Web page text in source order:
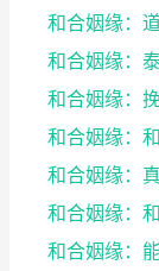
和合姻缘：
和合姻缘：
和合姻缘：
和合姻缘：